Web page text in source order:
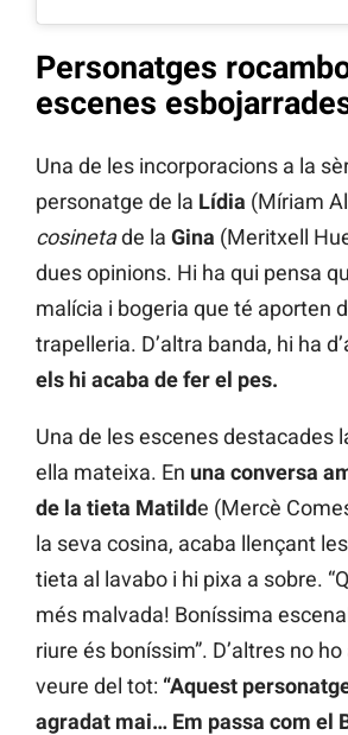
Personatges
escenes
Una de les incorporacions a la
personatge de la Lídia (Míriam
cosinetade la Gina (Meritxell
dues opinions. Hi ha qui pensa
malícia i bogeria que té aporten
trapelleria. D’altra banda, hi ha
els hi acaba de fer el pes.
Una de les escenes destacades
ella mateixa. En una conversa
de la tieta Matilde (Mercè
la seva cosina, acaba llençant
tieta al lavabo i hi pixa a sobre.
més malvada! Boníssima
riure és boníssim”. D’altres no
veure del tot: “Aquest
agradat mai… Em passa com el